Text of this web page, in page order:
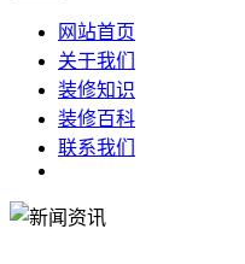
网站首页
关于我们
装修知识
装修百科
联系我们